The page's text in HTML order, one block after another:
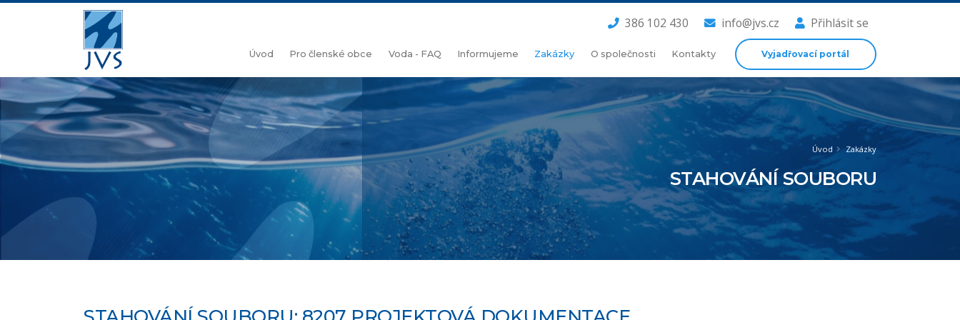
386 102 430 info@jvs.cz Přihlásit se
Úvod Pro členské obce Voda - FAQ Informujeme Zakázky O společnosti Kontakty Vyjadřovací portál
Úvod Zakázky
STAHOVÁNÍ SOUBORU